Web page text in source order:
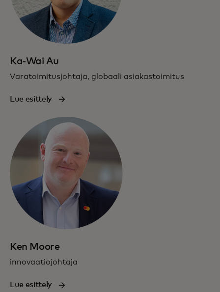
Ka-Wai Au
Varatoimitusjohtaja, globaali asiakastoimitus
Lue esittely
Ken Moore
innovaatiojohtaja
Lue esittely